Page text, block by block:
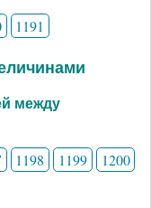
1191
между
1198 1199
1200